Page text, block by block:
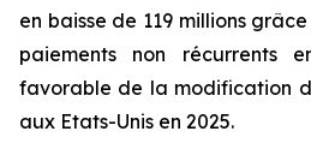
en baisse de 119 millions
paiements non récurrents
favorable de la modification
aux Etats-Unis en 2025.